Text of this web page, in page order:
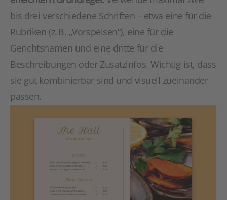
bis drei verschiedene Schriften – etwa eine für die
Rubriken (z. B. „Vorspeisen“), eine für die
Gerichtsnamen und eine dritte für die
Beschreibungen oder Zusatzinfos. Wichtig ist, dass
sie gut kombinierbar sind und visuell zueinander
passen.